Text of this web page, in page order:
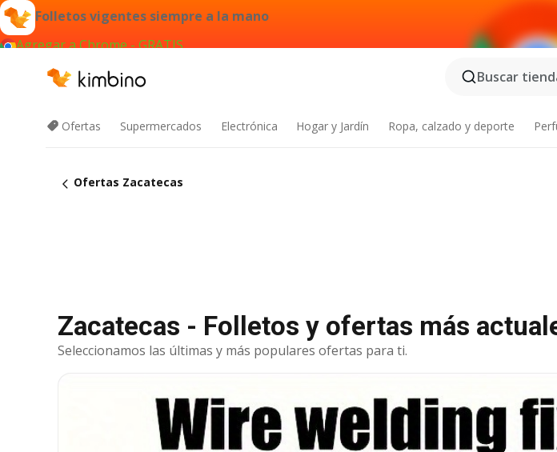
Folletos vigentes siempre a la mano
Agregar a Chrome - GRATIS
Buscar
Ofertas Supermercados Electrónica Hogar y Jardín Ropa, calzado y deporte
Ofertas Zacatecas
Zacatecas - Folletos y ofertas más
Seleccionamos las últimas y más populares ofertas para ti.